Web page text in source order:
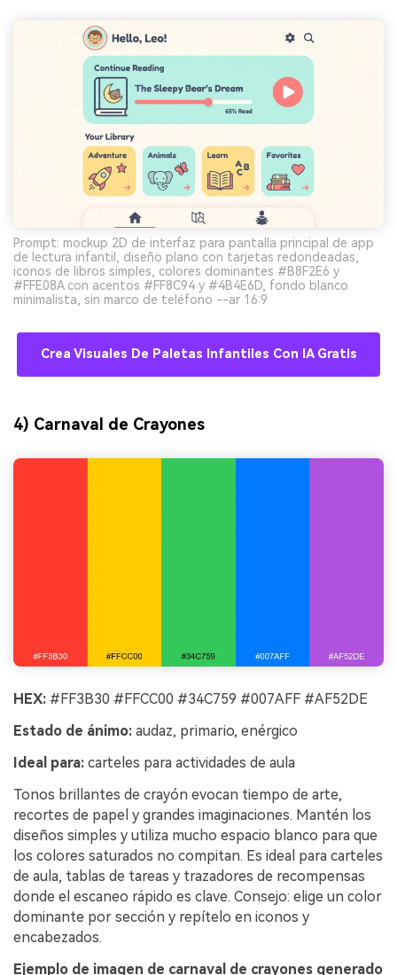
Prompt: mockup 2D de interfaz para pantalla principal de app
de lectura infantil, diseño plano con tarjetas redondeadas,
iconos de libros simples, colores dominantes #B8F2E6 y
#FFE08A con acentos #FF8C94 y #4B4E6D, fondo blanco
minimalista, sin marco de teléfono --ar 16:9
Crea Visuales De Paletas Infantiles Con IA Gratis
4) Carnaval de Crayones
HEX: #FF3B30 #FFCC00 #34C759 #007AFF #AF52DE
Estado de ánimo: audaz, primario, enérgico
Ideal para: carteles para actividades de aula
Tonos brillantes de crayón evocan tiempo de arte,
recortes de papel y grandes imaginaciones. Mantén los
diseños simples y utiliza mucho espacio blanco para que
los colores saturados no compitan. Es ideal para carteles
de aula, tablas de tareas y trazadores de recompensas
donde el escaneo rápido es clave. Consejo: elige un color
dominante por sección y repítelo en iconos y
encabezados.
Ejemplo de imagen de carnaval de crayones generado